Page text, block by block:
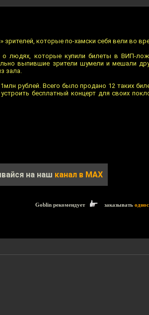
зрителей, которые по-хамски себя вели во
о людях, которые купили билеты в ВИП-
выпившие зрители шумели и мешали
зала.
рублей. Всего было продано 12 таких
бесплатный концерт для своих
на наш канал в MAX
Goblin рекомендует заказывать